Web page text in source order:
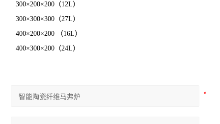
300×200×200（12L）
300×300×300（27L）
400×200×200 （16L）
400×300×200（24L）